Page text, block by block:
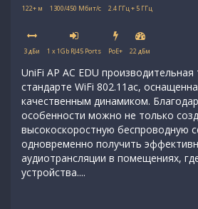
122+ м 1300/450 Мбит/с 2.4 ГГц + 5 ГГц
3 дБи 1 x 1Gb RJ45 Ports PoE+ 22 дБм
UniFi AP AC EDU производительная
стандарте WiFi 802.11ac,
качественным динамиком.
особенности можно не только
высокоскоростную беспроводную
одновременно получить
аудиотрансляции в помещениях,
устройства....